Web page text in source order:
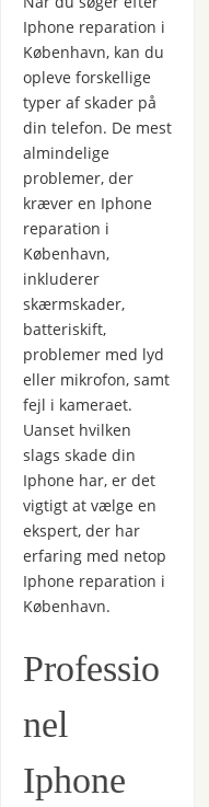
Iphone reparation i
København, kan du
opleve forskellige
typer af skader på
din telefon. De mest
almindelige
problemer, der
kræver en Iphone
reparation i
København,
inkluderer
skærmskader,
batteriskift,
problemer med lyd
eller mikrofon, samt
fejl i kameraet.
Uanset hvilken
slags skade din
Iphone har, er det
vigtigt at vælge en
ekspert, der har
erfaring med netop
Iphone reparation i
København.
Professio
nel
Iphone